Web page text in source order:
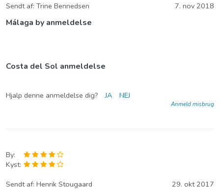
Sendt af: Trine Bennedsen 7. nov 2018
Málaga by anmeldelse
Costa del Sol anmeldelse
Hjalp denne anmeldelse dig? JA NEJ
Anmeld misbrug
By:
Kyst:
Sendt af: Henrik Stougaard 29. okt 2017